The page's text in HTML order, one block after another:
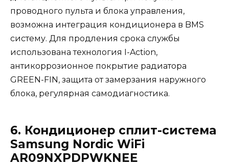
проводного пульта и блока управления,
возможна интеграция кондиционера в BMS
систему. Для продления срока службы
использована технология I-Action,
антикоррозионное покрытие радиатора
GREEN-FIN, защита от замерзания наружного
блока, регулярная самодиагностика.
6. Кондиционер сплит-система
Samsung Nordic WiFi
AR09NXPDPWKNEE